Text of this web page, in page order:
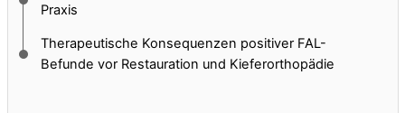
Praxis
Therapeutische Konsequenzen positiver FAL-
Befunde vor Restauration und Kieferorthopädie